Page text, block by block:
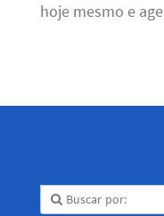
hoje mesmo e